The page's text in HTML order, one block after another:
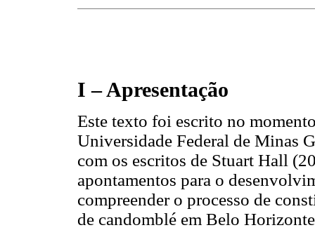
I – Apresentação
Este texto foi escrito no
Universidade Federal de Minas
com os escritos de Stuart Hall
apontamentos para o
compreender o processo de
de candomblé em Belo